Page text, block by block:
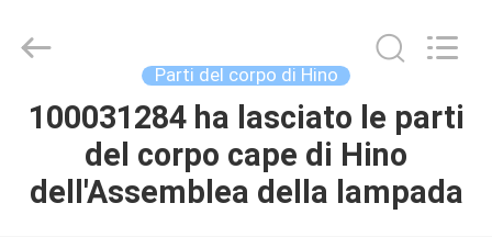
CASA
PRODOTTI
Technology
Reserved.
Parti del corpo di Hino
100031284 ha lasciato le parti
del corpo cape di Hino
dell'Assemblea della lampada